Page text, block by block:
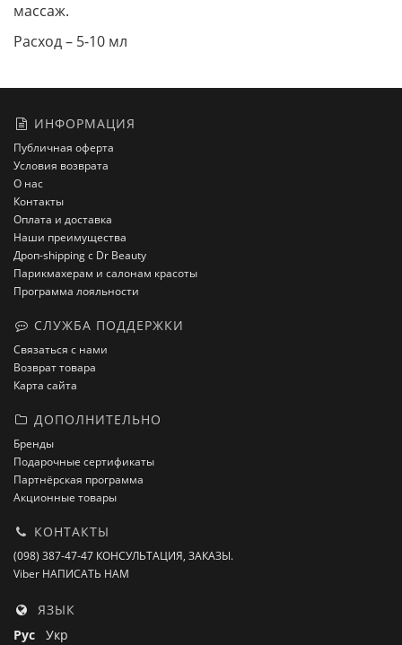
массаж.
Расход – 5-10 мл
ИНФОРМАЦИЯ
Публичная оферта
Условия возврата
О нас
Контакты
Оплата и доставка
Наши преимущества
Дроп-shipping с Dr Beauty
Парикмахерам и салонам красоты
Программа лояльности
СЛУЖБА ПОДДЕРЖКИ
Связаться с нами
Возврат товара
Карта сайта
ДОПОЛНИТЕЛЬНО
Бренды
Подарочные сертификаты
Партнёрская программа
Акционные товары
КОНТАКТЫ
(098) 387-47-47 КОНСУЛЬТАЦИЯ, ЗАКАЗЫ.
Viber НАПИСАТЬ НАМ
ЯЗЫК
Рус Укр